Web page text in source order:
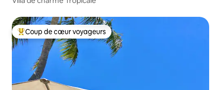
Coups de cœur voyageurs les plus appréciés
Coup de cœur voyageurs